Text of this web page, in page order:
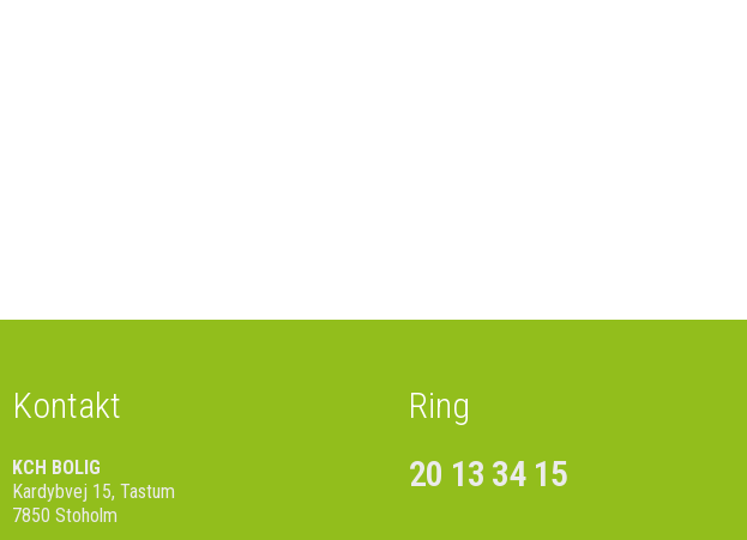
Kontakt
KCH BOLIG
Kardybvej 15, Tastum
7850 Stoholm
Ring
20 13 34 15